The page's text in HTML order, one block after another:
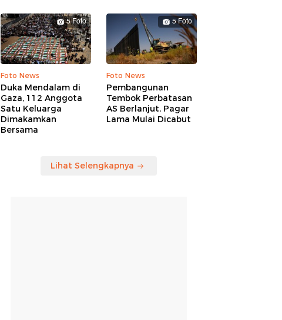
5 Foto
Foto News
Duka Mendalam di
Gaza, 112 Anggota
Satu Keluarga
Dimakamkan
Bersama
5 Foto
Foto News
Pembangunan
Tembok Perbatasan
AS Berlanjut, Pagar
Lama Mulai Dicabut
Lihat Selengkapnya